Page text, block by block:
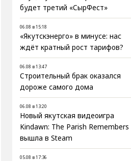
будет третий «СырФест»
06.08 в 15:18
«Якутскэнерго» в минусе: нас
ждёт кратный рост тарифов?
06.08 в 13:47
Строительный брак оказался
дороже самого дома
06.08 в 13:20
Новый якутская видеоигра
Kindawn: The Parish Remembers
вышла в Steam
05.08 в 17:36